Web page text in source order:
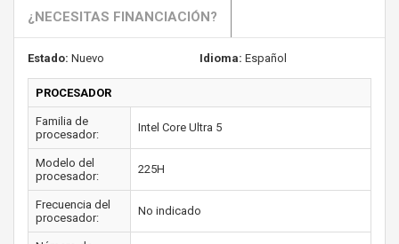
¿NECESITAS FINANCIACIÓN?
Estado: Nuevo Idioma: Español
PROCESADOR
Familia de
procesador:
Intel Core Ultra 5
Modelo del
procesador:
225H
Frecuencia del
procesador:
No indicado